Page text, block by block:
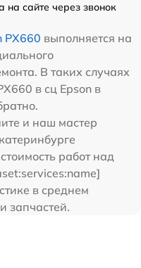
сайте через звонок
PX660 выполняется на
В таких случаях
в сц Epson в
и наш мастер
работ над
в среднем
запчастей.